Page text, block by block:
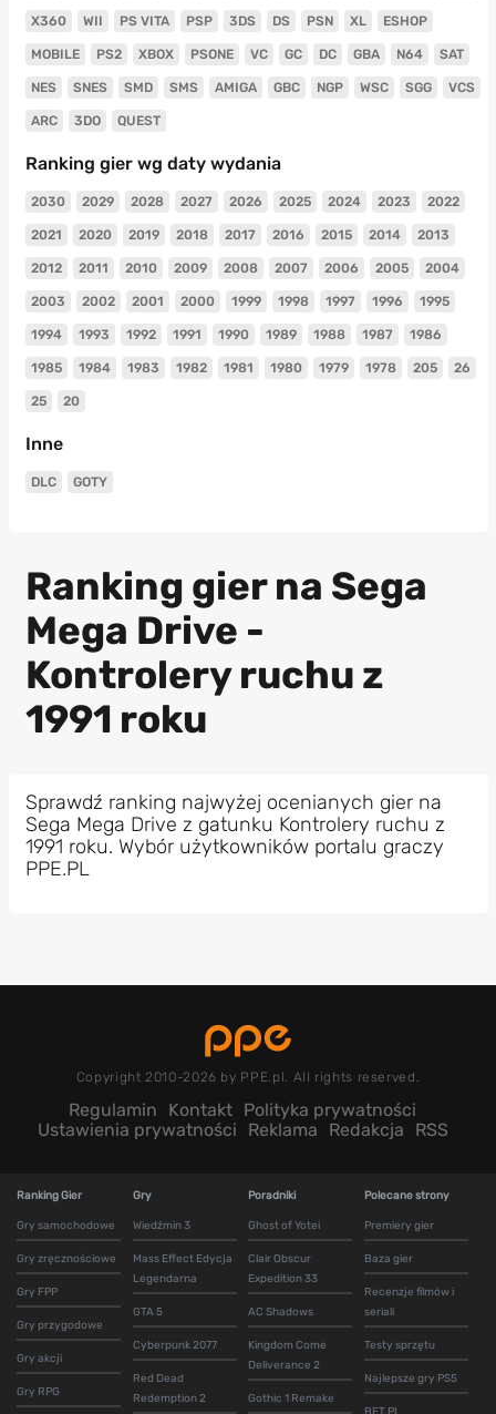
X360 WII PS VITA PSP 3DS DS PSN XL ESHOP
MOBILE PS2 XBOX PSONE VC GC DC GBA N64 SAT
NES SNES SMD SMS AMIGA GBC NGP WSC SGG VCS
ARC 3DO QUEST
Ranking gier wg daty wydania
2030 2029 2028 2027 2026 2025 2024 2023 2022
2021 2020 2019 2018 2017 2016 2015 2014 2013
2012 2011 2010 2009 2008 2007 2006 2005 2004
2003 2002 2001 2000 1999 1998 1997 1996 1995
1994 1993 1992 1991 1990 1989 1988 1987 1986
1985 1984 1983 1982 1981 1980 1979 1978 205 26
25 20
Inne
DLC GOTY
Ranking gier na Sega
Mega Drive -
Kontrolery ruchu z
1991 roku
Sprawdź ranking najwyżej ocenianych gier na
Sega Mega Drive z gatunku Kontrolery ruchu z
1991 roku. Wybór użytkowników portalu graczy
PPE.PL
Copyright 2010-2026 by PPE.pl. All rights reserved.
Regulamin Kontakt Polityka prywatności
Ustawienia prywatności
Reklama Redakcja RSS
Ranking Gier
Gry samochodowe
Gry zręcznościowe
Gry FPP
Gry przygodowe
Gry akcji
Gry RPG
Gry
Wiedźmin 3
Mass Effect Edycja
Legendarna
GTA 5
Cyberpunk 2077
Red Dead
Redemption 2
Poradniki
Ghost of Yotei
Clair Obscur
Expedition 33
AC Shadows
Kingdom Come
Deliverance 2
Gothic 1 Remake
Polecane strony
Premiery gier
Baza gier
Recenzje filmów i
seriali
Testy sprzętu
Najlepsze gry PS5